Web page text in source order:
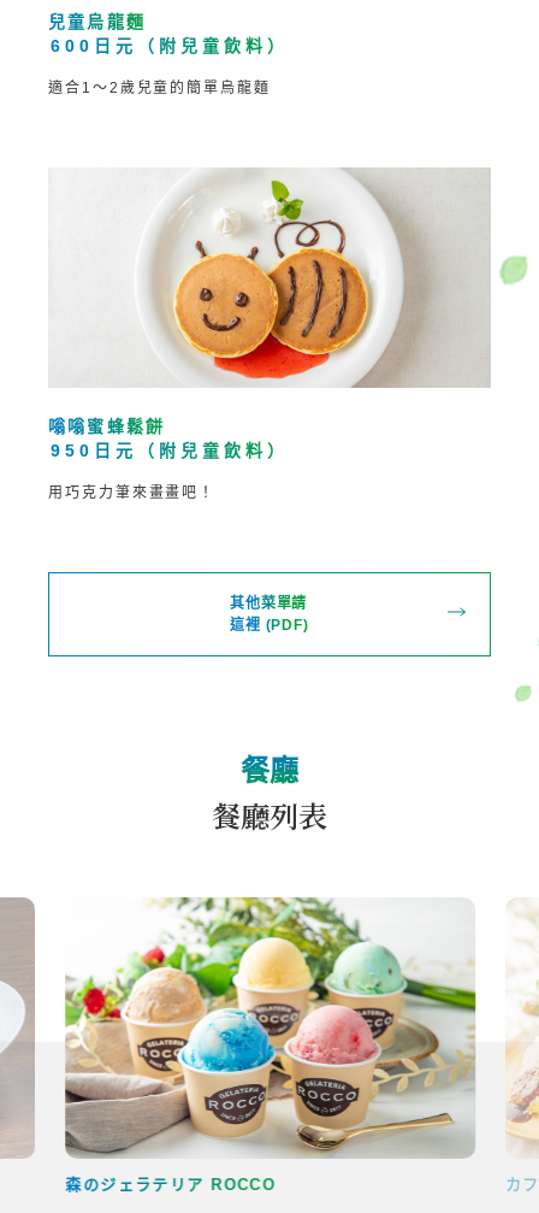
兒童烏龍麵
600日元（附兒童飲料）
適合1～2歲兒童的簡單烏龍麵
嗡嗡蜜蜂鬆餅
950日元（附兒童飲料）
用巧克力筆來畫畫吧！
其他菜單請
這裡 (PDF)
餐廳
餐廳列表
森のジェラテリア ROCCO カ